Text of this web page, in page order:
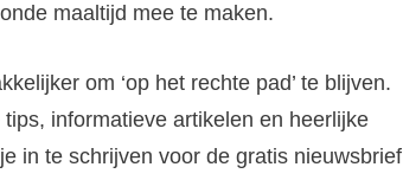
maaltijd mee te maken.
om ‘op het rechte pad’ te blijven.
informatieve artikelen en heerlijke
in te schrijven voor de gratis nieuwsbrief